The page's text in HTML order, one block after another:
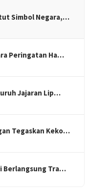
Simbol Negara,…
Peringatan Ha…
Jajaran Lip…
Tegaskan Keko…
Berlangsung Tra…